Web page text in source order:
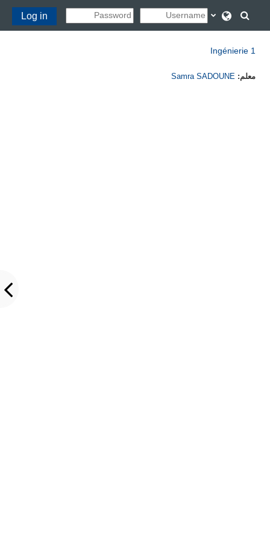
تبديل إدخال البحث Log in
Ingénierie 1
معلم:Samra SADOUNE